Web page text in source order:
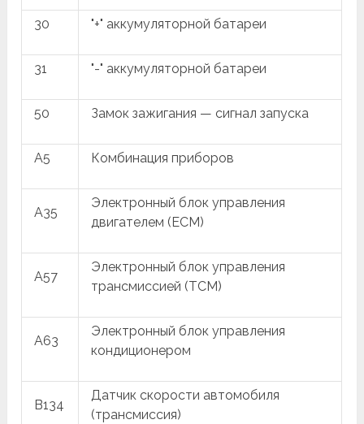
30 "+" аккумуляторной батареи
31 "-" аккумуляторной батареи
50 Замок зажигания — сигнал запуска
A5 Комбинация приборов
A35
Электронный блок управления
двигателем (ECM)
A57
Электронный блок управления
трансмиссией (TCM)
A63
Электронный блок управления
кондиционером
B134
Датчик скорости автомобиля
(трансмиссия)